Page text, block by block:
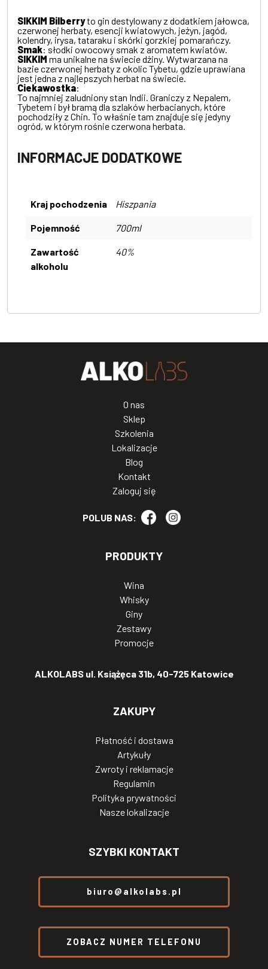
SIKKIM Bilberryto gin destylowany z dodatkiem jałowca,
czerwonej herbaty, esencji kwiatowych, jeżyn, jagód,
kolendry, irysa, tataraku i skórki gorzkiej pomarańczy.
Smak: słodki owocowy smak z aromatem kwiatów.
SIKKIM ma unikalne na świecie dżiny. Wytwarzana na
bazie czerwonej herbaty z okolic Tybetu, gdzie uprawiana
jest jedna z najlepszych herbat na świecie.
Ciekawostka:
To najmniej zaludniony stan Indii. Graniczy z Nepalem,
Tybetem i był bramą dla szlaków herbacianych, które
pochodziły z Chin. To właśnie tam znajduje się jedyny
ogród, w którym rośnie czerwona herbata.
INFORMACJE DODATKOWE
Kraj pochodzenia Hiszpania
Pojemność 700ml
Zawartość
alkoholu
40%
O nas
Sklep
Szkolenia
Lokalizacje
Blog
Kontakt
Zaloguj się
POLUB NAS:
PRODUKTY
Wina
Whisky
Giny
Zestawy
Promocje
ALKOLABS ul. Książęca 31b, 40-725 Katowice
ZAKUPY
Płatność i dostawa
Artykuły
Zwroty i reklamacje
Regulamin
Polityka prywatności
Nasze lokalizacje
SZYBKI KONTAKT
biuro@alkolabs.pl
ZOBACZ NUMER TELEFONU